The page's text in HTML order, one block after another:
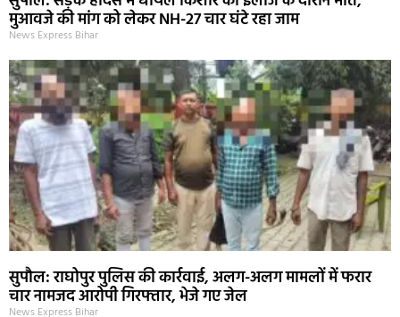
मुआवजे की मांग को लेकर NH-27 चार घंटे रहा जाम
News Express Bihar
सुपौल: राघोपुर पुलिस की कार्रवाई, अलग-अलग मामलों में फरार
चार नामजद आरोपी गिरफ्तार, भेजे गए जेल
News Express Bihar